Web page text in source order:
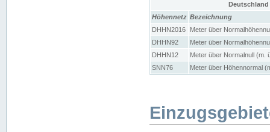
Höhennetz Bezeichnung
DHHN2016
Meter über
DHHN92
Meter über
DHHN12
Meter über Normalnull (m.
SNN76
Meter über Höhennormal